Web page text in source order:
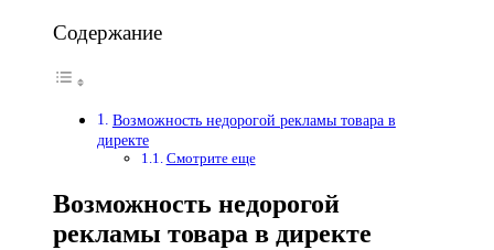
Содержание
Возможность недорогой рекламы товара в
директе
Смотрите еще
Возможность недорогой
рекламы товара в директе